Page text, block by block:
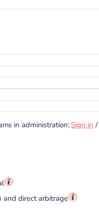
in administration: Sign in /
and direct arbitrage